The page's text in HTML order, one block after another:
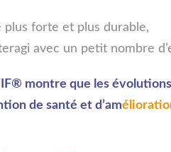
plus forte et plus durable,
avec un petit nombre
® montre que les
de santé et d’am